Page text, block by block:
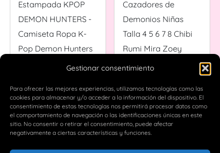
Gestionar consentimiento
Para ofrecer las mejores experiencias, utilizamos tecnologías como las
cookies para almacenar y/o acceder a la información del dispositivo. El
consentimiento de estas tecnologías nos permitirá procesar datos como
el comportamiento de navegación o las identificaciones únicas en este
sitio. No consentir o retirar el consentimiento, puede afectar
negativamente a ciertas características y funciones.
€11.65
Camiseta
Estampada KPOP
DEMON HUNTERS -
Camiseta Ropa K-
eBay
€29.17
Vestido KPop
Cazadores de
Demonios Niñas
Talla 4 5 6 7 8 Chibi